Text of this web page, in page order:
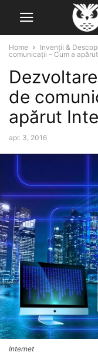
Home Invenții &
comunicaţii – Cum a
de
apărut
apr. 3, 2016
Internet